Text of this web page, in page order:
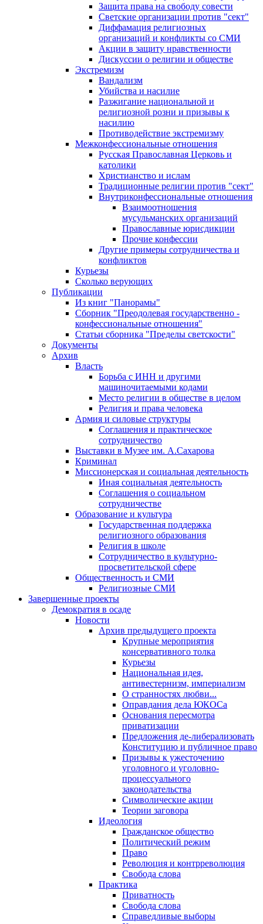
Защита права на свободу совести
Светские организации против "сект"
Диффамация религиозных
организаций и конфликты со СМИ
Акции в защиту нравственности
Дискуссии о религии и обществе
Экстремизм
Вандализм
Убийства и насилие
Разжигание национальной и
религиозной розни и призывы к
насилию
Противодействие экстремизму
Межконфессиональные отношения
Русская Православная Церковь и
католики
Христианство и ислам
Традиционные религии против "сект"
Внутриконфессиональные отношения
Взаимоотношения
мусульманских организаций
Православные юрисдикции
Прочие конфессии
Другие примеры сотрудничества и
конфликтов
Курьезы
Сколько верующих
Публикации
Из книг "Панорамы"
Сборник "Преодолевая государственно -
конфессиональные отношения"
Статьи сборника "Пределы светскости"
Документы
Архив
Власть
Борьба с ИНН и другими
машиночитаемыми кодами
Место религии в обществе в целом
Религия и права человека
Армия и силовые структуры
Соглашения и практическое
сотрудничество
Выставки в Музее им. А.Сахарова
Криминал
Миссионерская и социальная деятельность
Иная социальная деятельность
Соглашения о социальном
сотрудничестве
Образование и культура
Государственная поддержка
религиозного образования
Религия в школе
Сотрудничество в культурно-
просветительской сфере
Общественность и СМИ
Религиозные СМИ
Завершенные проекты
Демократия в осаде
Новости
Архив предыдущего проекта
Крупные мероприятия
консервативного толка
Курьезы
Национальная идея,
антивестернизм, империализм
О странностях любви...
Оправдания дела ЮКОСа
Основания пересмотра
приватизации
Предложения де-либерализовать
Конституцию и публичное право
Призывы к ужесточению
уголовного и уголовно-
процессуального
законодательства
Символические акции
Теории заговора
Идеология
Гражданское общество
Политический режим
Право
Революция и контрреволюция
Свобода слова
Практика
Приватность
Свобода слова
Справедливые выборы